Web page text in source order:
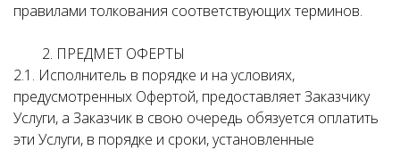
правилами толкования соответствующих терминов.
2. ПРЕДМЕТ ОФЕРТЫ
2.1. Исполнитель в порядке и на условиях,
предусмотренных Офертой, предоставляет Заказчику
Услуги, а Заказчик в свою очередь обязуется оплатить
эти Услуги, в порядке и сроки, установленные